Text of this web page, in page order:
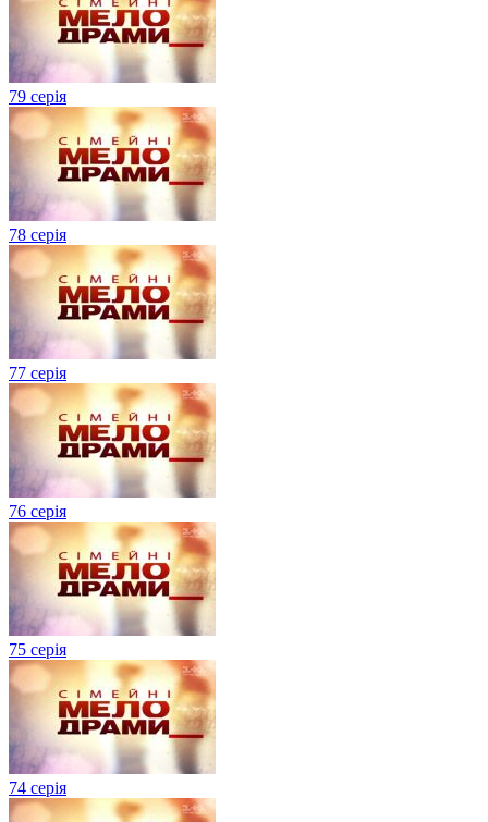
79 серія
78 серія
77 серія
76 серія
75 серія
74 серія